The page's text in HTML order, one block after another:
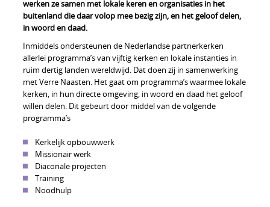
werken ze samen met lokale keren en organisaties in het
buitenland die daar volop mee bezig zijn, en het geloof delen,
in woord en daad.
Inmiddels ondersteunen de Nederlandse partnerkerken
allerlei programma’s van vijftig kerken en lokale instanties in
ruim dertig landen wereldwijd. Dat doen zij in samenwerking
met Verre Naasten. Het gaat om programma’s waarmee lokale
kerken, in hun directe omgeving, in woord en daad het geloof
willen delen. Dit gebeurt door middel van de volgende
programma’s
Kerkelijk opbouwwerk
Missionair werk
Diaconale projecten
Training
Noodhulp